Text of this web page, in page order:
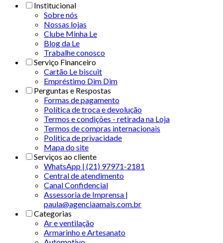
Institucional
Sobre nós
Nossas lojas
Clube Minha Le
Blog da Le
Trabalhe conosco
Serviço Financeiro
Cartão Le biscuit
Empréstimo Dim Dim
Perguntas e Respostas
Formas de pagamento
Política de troca e devolução
Termos e condições - retirada na Loja
Termos de compras internacionais
Politica de privacidade
Mapa do site
Serviços ao cliente
WhatsApp | (21) 97971-2181
Central de atendimento
Canal Confidencial
Assessoria de Imprensa |
paula@agenciaamais.com.br
Categorias
Ar e ventilação
Armarinho e Artesanato